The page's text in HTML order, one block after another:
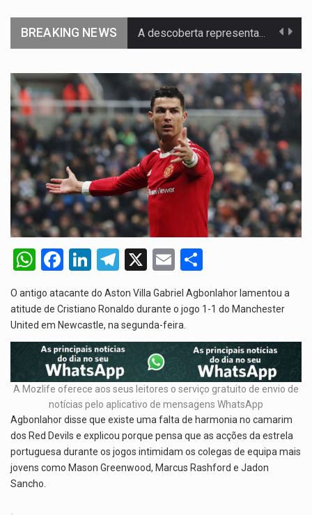
BREAKING NEWS Segundo as autoridades canadianas, mais de 200 incêndios florestais continuam…
Um dos casos mais graves envolveu a residência de Sam…
A cidade de Bunia, capital da província de Ituri, tornou-se…
O pagamento marca o desfecho de um dos processos mais…
A nova legislação estabelece um prazo de 180 dias para…
A final coloca frente a frente duas equipas que chegaram…
W
at
s
A
p
p
F
ce
b
o
o
k
Li
ke
dI
n
T
e
gr
a
m
X
E
ail ar
O antigo atacante do Aston Villa Gabriel Agbonlahor lamentou a
atitude de Cristiano Ronaldo durante o jogo 1-1 do Manchester
United em Newcastle, na segunda-feira.
A Mozlife oferece aos seus leitores o serviço gratuito de envio de
notícias pelo aplicativo de mensagens WhatsApp
Agbonlahor disse que existe uma falta de harmonia no camarim
dos Red Devils e explicou porque pensa que as acções da estrela
portuguesa durante os jogos intimidam os colegas de equipa mais
jovens como Mason Greenwood, Marcus Rashford e Jadon
Sancho.